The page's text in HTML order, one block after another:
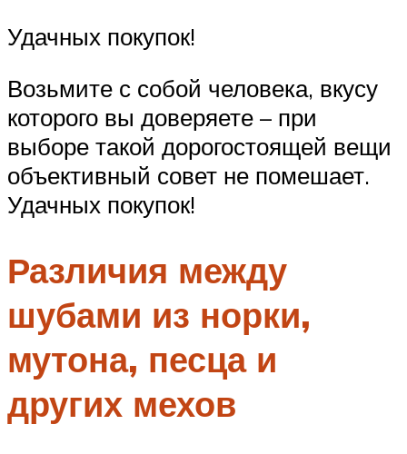
Удачных покупок!
Возьмите с собой человека, вкусу
которого вы доверяете – при
выборе такой дорогостоящей вещи
объективный совет не помешает.
Удачных покупок!
Различия между
шубами из норки,
мутона, песца и
других мехов